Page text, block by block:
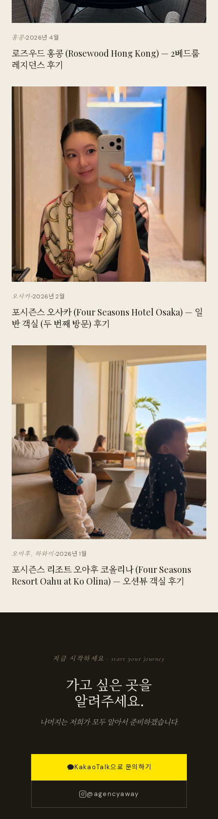
홍콩 2026년 4월
로즈우드 홍콩 (Rosewood Hong Kong) — 2베드룸
레지던스 후기
오사카 2026년 2월
포시즌스 오사카 (Four Seasons Hotel Osaka) — 일
반 객실 (두 번째 방문) 후기
오아후, 하와이 2026년 1월
포시즌스 리조트 오아후 코올리나 (Four Seasons
Resort Oahu at Ko Olina) — 오션뷰 객실 후기
지금 시작하세요 · start your journey
가고 싶은 곳을
알려주세요.
나머지는 저희가 모두 알아서 준비하겠습니다.
KakaoTalk으로 문의하기
@agencyaway